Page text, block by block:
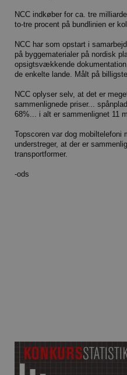
NCC indkøber for ca. tre
to-tre procent på bundlinien er
NCC har som opstart i
på byggematerialer på nordisk
opsigtsvækkende
de enkelte lande. Målt på
NCC oplyser selv, at det er
sammenlignede priser...
68%... i alt er sammenlignet 11
Topscoren var dog mobiltelefoni
understreger, at der er
transportformer.
-ods